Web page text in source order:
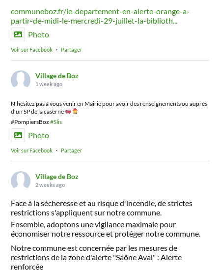
communeboz.fr/le-departement-en-alerte-orange-a-
partir-de-midi-le-mercredi-29-juillet-la-biblioth...
Photo
Voir sur Facebook · Partager
Village de Boz
1 week ago
N'hésitez pas à vous venir en Mairie pour avoir des renseignements ou auprès
d'un SP de la caserne
#PompiersBoz#Slis
Photo
Voir sur Facebook · Partager
Village de Boz
2 weeks ago
Face à la sécheresse et au risque d'incendie, de strictes
restrictions s'appliquent sur notre commune.
Ensemble, adoptons une vigilance maximale pour
économiser notre ressource et protéger notre commune.
Notre commune est concernée par les mesures de
restrictions de la zone d'alerte "Saône Aval" : Alerte
renforcée